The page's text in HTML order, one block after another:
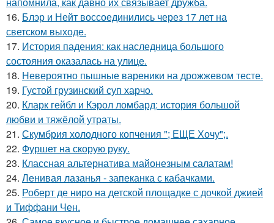
16. Блэр и Нейт воссоединились через 17 лет на
светском выходе.
17. История падения: как наследница большого
состояния оказалась на улице.
18. Невероятно пышные вареники на дрожжевом тесте.
19. Густой грузинский суп харчo.
20. Кларк гейбл и Кэрол ломбард: история большой
любви и тяжёлой утраты.
21. Скумбрия холодного копчения "; ЕЩЕ Хочу";.
22. Фуршет на скорую руку.
23. Классная альтернатива майонезным салатам!
24. Ленивая лазанья - запеканка с кабачками.
25. Роберт де ниро на детской площадке с дочкой джией
и Тиффани Чен.